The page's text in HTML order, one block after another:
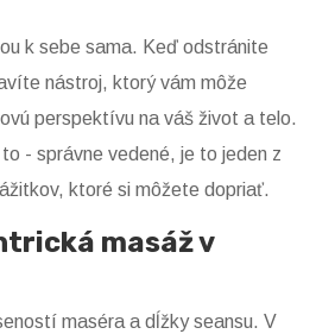
k sebe sama. Keď odstránite
nástroj, ktorý vám môže
perspektívu na váš život a telo.
- správne vedené, je to jeden z
ktoré si môžete dopriať.
masáž v
maséra a dĺžky seansu. V